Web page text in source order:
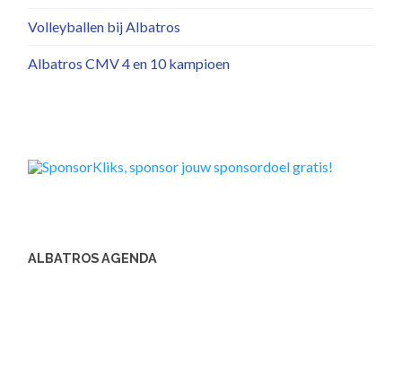
Volleyballen bij Albatros
Albatros CMV 4 en 10 kampioen
ALBATROS AGENDA